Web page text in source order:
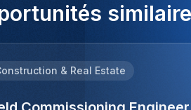
& Real Estate